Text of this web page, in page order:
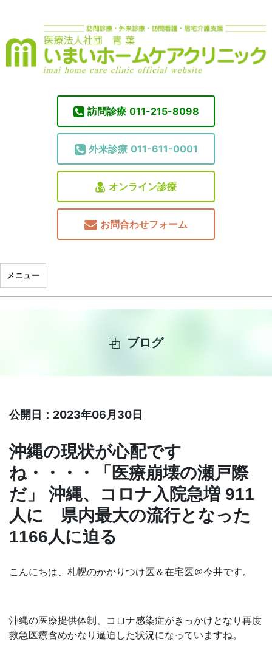
訪問診療 011-215-8098
外来診療 011-611-0001
オンライン診療
お問合わせフォーム
メニュー
ブログ
公開日：2023年06月30日
沖縄の現状が心配です
ね・・・・「医療崩壊の瀬戸際
だ」 沖縄、コロナ入院急増 911
人に 県内最大の流行となった
1166人に迫る
こんにちは、札幌のかかりつけ医＆在宅医＠今井です。
沖縄の医療提供体制、コロナ感染症がきっかけとなり再度
救急医療含めかなり逼迫した状況になっていますね。